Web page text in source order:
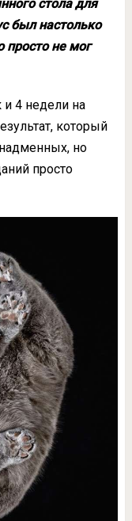
стола для
был настолько
просто не мог
и 4 недели на
который
но
просто